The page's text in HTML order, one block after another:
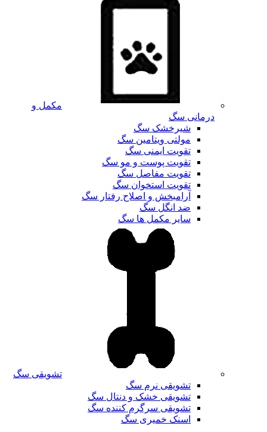
مکمل و
درمانی سگ
شیرخشک سگ
مولتی ویتامین سگ
تقویت ایمنی سگ
تقویت پوست و مو سگ
تقویت مفاصل سگ
تقویت استخوان سگ
آرامبخش و اصلاح رفتار سگ
ضد انگل سگ
سایر مکمل ها سگ
تشویقی سگ
تشویقی نرم سگ
تشویقی خشک و دنتال سگ
تشویقی سرگرم کننده سگ
اسنک خمیری سگ